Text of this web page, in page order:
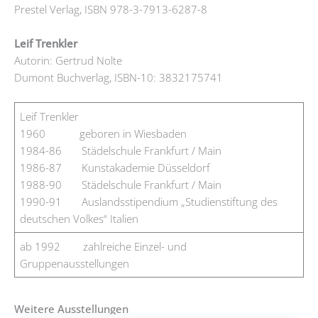
Prestel Verlag, ISBN 978-3-7913-6287-8
Leif Trenkler
Autorin: Gertrud Nolte
Dumont Buchverlag, ISBN-10: 3832175741
Leif Trenkler
1960 geboren in Wiesbaden
1984-86 Städelschule Frankfurt / Main
1986-87 Kunstakademie Düsseldorf
1988-90 Städelschule Frankfurt / Main
1990-91 Auslandsstipendium „Studienstiftung des
deutschen Volkes“ Italien
ab 1992 zahlreiche Einzel- und
Gruppenausstellungen
Weitere Ausstellungen